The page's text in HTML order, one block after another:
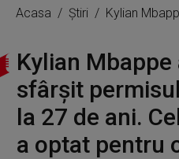
Acasa Știri Kylian Mbappe a obţinut în sfârşit
Kylian
sfârşit
la 27 de ani.
a optat pentru